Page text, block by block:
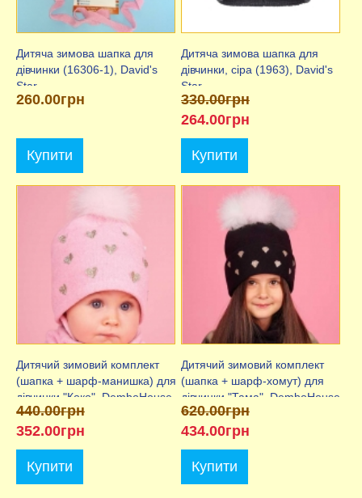
Дитяча зимова шапка для
дівчинки (16306-1), David's
Star
260.00грн
Купити
Дитяча зимова шапка для
дівчинки, сіра (1963), David's
Star
330.00грн
264.00грн
Купити
Дитячий зимовий комплект
(шапка + шарф-манишка) для
дівчинки "Коко", DemboHouse
(ДембоХаус)
440.00грн
352.00грн
Купити
Дитячий зимовий комплект
(шапка + шарф-хомут) для
дівчинки "Тама", DemboHouse
(ДембоХаус)
620.00грн
434.00грн
Купити